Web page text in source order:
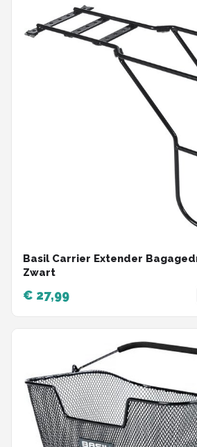
Basil Carrier Extender
Zwart
€ 27,99